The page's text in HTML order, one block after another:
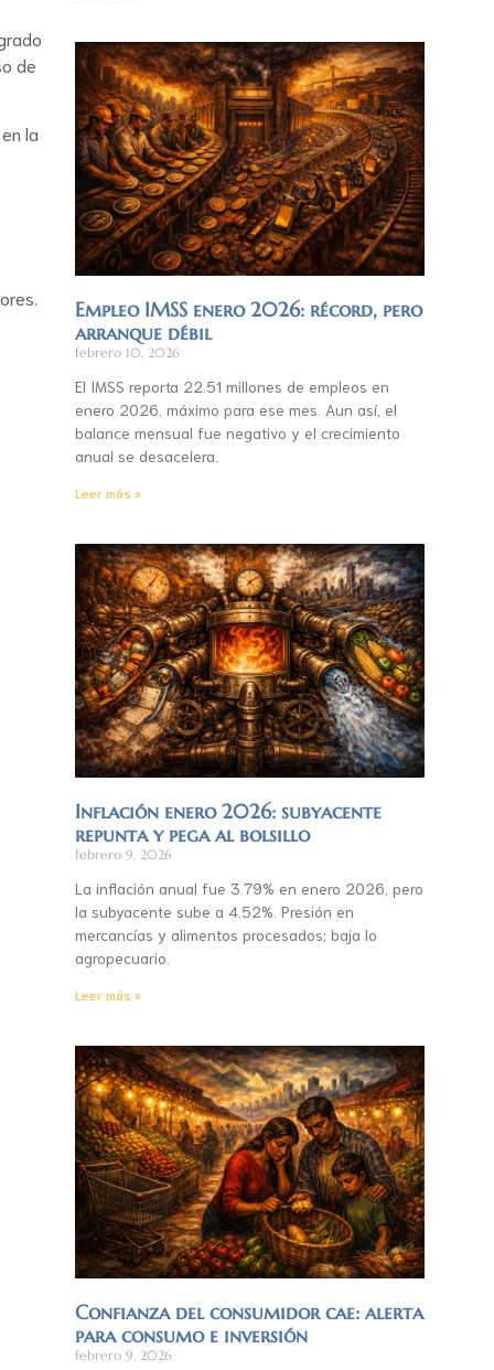
de
la
Empleo IMSS enero 2026: récord, pero
arranque débil
febrero 10, 2026
El IMSS reporta 22.51 millones de empleos en
enero 2026, máximo para ese mes. Aun así, el
balance mensual fue negativo y el crecimiento
anual se desacelera.
Leer más »
Inflación enero 2026: subyacente
repunta y pega al bolsillo
febrero 9, 2026
La inflación anual fue 3.79% en enero 2026, pero
la subyacente sube a 4.52%. Presión en
mercancías y alimentos procesados; baja lo
agropecuario.
Leer más »
Confianza del consumidor cae: alerta
para consumo e inversión
febrero 9, 2026